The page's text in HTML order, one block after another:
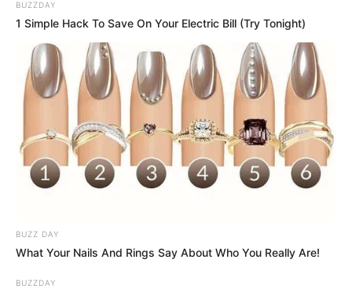
Facebook
Twitter
Pinterest
Share
Mariana Barbosa
27/08/2015
BUZZDAY
1 Simple Hack To Save On Your Electric Bill (Try Tonight)
BUZZ DAY
What Your Nails And Rings Say About Who You Really Are!
BUZZDAY